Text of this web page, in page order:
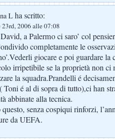
L ha scritto:
2006 alle 07:08
a Palermo ci saro’ col
completamente le
giocare e poi guardare la
irripetibile se la proprietà non ci
la squadra.Prandelli é
Toni é al di sopra di tutto),ci han
abbinate alla tecnica.
senza cospiqui rinforzi,
da UEFA.